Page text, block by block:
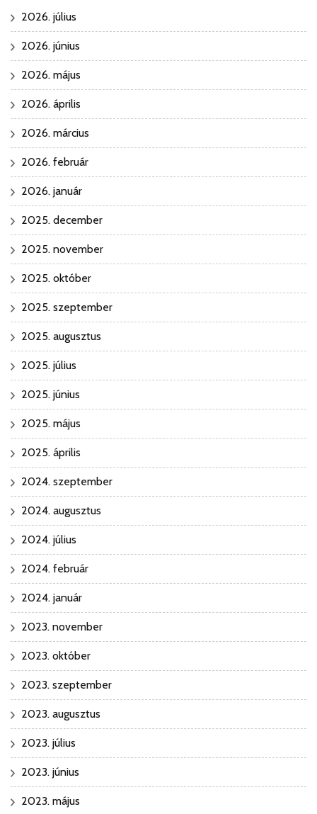
2026. július
2026. június
2026. május
2026. április
2026. március
2026. február
2026. január
2025. december
2025. november
2025. október
2025. szeptember
2025. augusztus
2025. július
2025. június
2025. május
2025. április
2024. szeptember
2024. augusztus
2024. július
2024. február
2024. január
2023. november
2023. október
2023. szeptember
2023. augusztus
2023. július
2023. június
2023. május